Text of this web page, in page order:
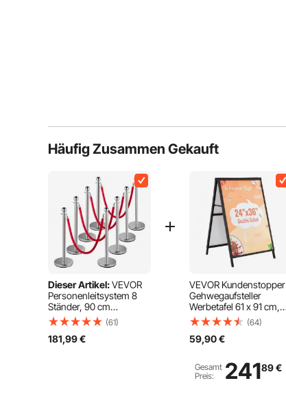
Häufig Zusammen Gekauft
Dieser Artikel:VEVOR
Personenleitsystem 8
Ständer, 90 cm
Gesamthöhe
Absperrung,
Abgrenzungsständer
(61)
181,99€
VEVOR Kundenstopper
Gehwegaufsteller
Werbetafel 61 x 91 cm,
Plakatständer Q235-
Stahl Plakatständer mit
A-Rahmen,
Gehwegaufsteller für
Restaurants, Bars,
(64)
59,90€
Gesamt
Preis:
24189€